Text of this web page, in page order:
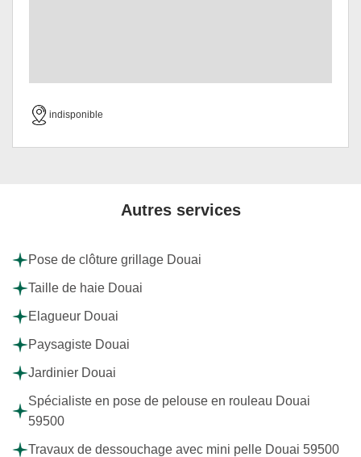
indisponible
Autres services
Pose de clôture grillage Douai
Taille de haie Douai
Elagueur Douai
Paysagiste Douai
Jardinier Douai
Spécialiste en pose de pelouse en rouleau Douai
59500
Travaux de dessouchage avec mini pelle Douai 59500